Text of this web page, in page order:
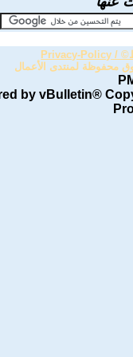
Privacy-Policy
by vBulletin®